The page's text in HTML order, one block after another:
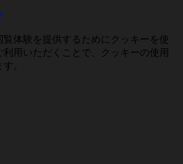
体験を提供するためにクッキーを使
用いただくことで、クッキーの使用
。